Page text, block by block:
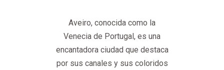
Aveiro, conocida como la
Venecia de Portugal, es una
encantadora ciudad que destaca
por sus canales y sus coloridos